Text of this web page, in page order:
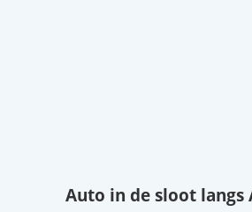
Auto in de sloot langs